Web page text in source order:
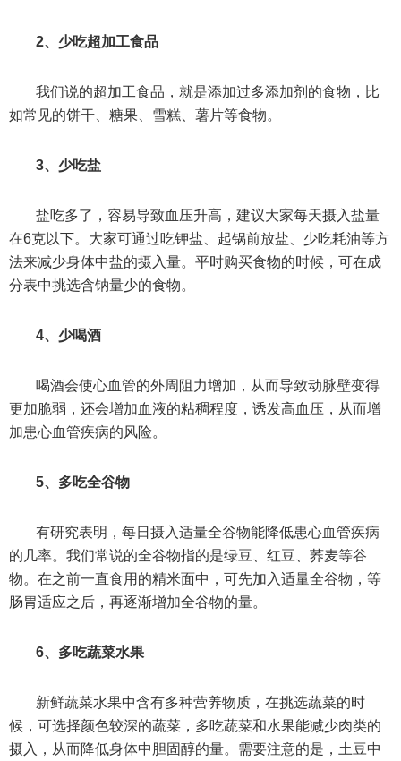
2、少吃超加工食品
我们说的超加工食品，就是添加过多添加剂的食物，比
如常见的饼干、糖果、雪糕、薯片等食物。
3、少吃盐
盐吃多了，容易导致血压升高，建议大家每天摄入盐量
在6克以下。大家可通过吃钾盐、起锅前放盐、少吃耗油等方
法来减少身体中盐的摄入量。平时购买食物的时候，可在成
分表中挑选含钠量少的食物。
4、少喝酒
喝酒会使心血管的外周阻力增加，从而导致动脉壁变得
更加脆弱，还会增加血液的粘稠程度，诱发高血压，从而增
加患心血管疾病的风险。
5、多吃全谷物
有研究表明，每日摄入适量全谷物能降低患心血管疾病
的几率。我们常说的全谷物指的是绿豆、红豆、荞麦等谷
物。在之前一直食用的精米面中，可先加入适量全谷物，等
肠胃适应之后，再逐渐增加全谷物的量。
6、多吃蔬菜水果
新鲜蔬菜水果中含有多种营养物质，在挑选蔬菜的时
候，可选择颜色较深的蔬菜，多吃蔬菜和水果能减少肉类的
摄入，从而降低身体中胆固醇的量。需要注意的是，土豆中